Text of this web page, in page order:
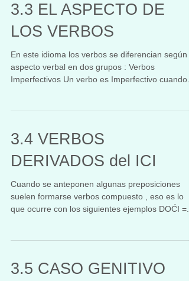
3.3 EL ASPECTO DE
LOS VERBOS
En este idioma los verbos se diferencian según
aspecto verbal en dos grupos : Verbos
Imperfectivos Un verbo es Imperfectivo cuando
3.4 VERBOS
DERIVADOS del ICI
Cuando se anteponen algunas preposiciones
suelen formarse verbos compuesto , eso es lo
que ocurre con los siguientes ejemplos DOĆI =...
3.5 CASO GENITIVO